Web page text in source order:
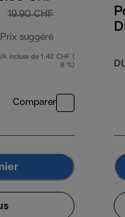
19.90 CHF
Prix suggéré
prix original
incluse de 1.42 CHF (
8 %)
Comparer